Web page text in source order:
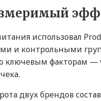
использовал
и контрольными
ключевым факторам —
двух брендов